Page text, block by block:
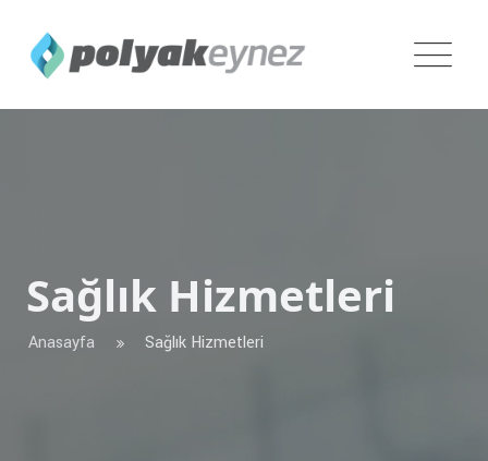
Sağlık Hizmetleri
Anasayfa Sağlık Hizmetleri